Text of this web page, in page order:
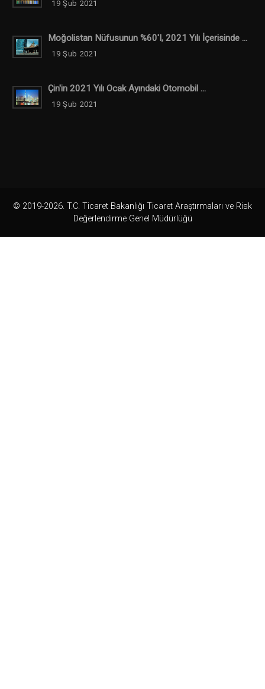
19 Şub 2021
Moğolistan Nüfusunun %60'ı, 2021 Yılı İçerisinde ...
19 Şub 2021
Çin'in 2021 Yılı Ocak Ayındaki Otomobil ...
19 Şub 2021
© 2019-2026. T.C. Ticaret Bakanlığı Ticaret Araştırmaları ve Risk
Değerlendirme Genel Müdürlüğü